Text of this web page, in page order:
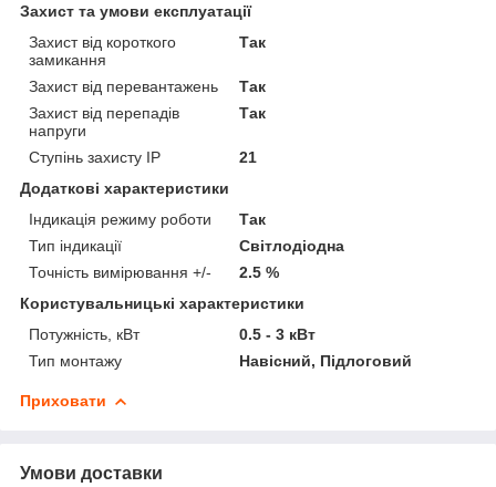
Захист та умови експлуатації
Захист від короткого
замикання
Так
Захист від перевантажень
Так
Захист від перепадів
напруги
Так
Ступінь захисту IP
21
Додаткові характеристики
Індикація режиму роботи
Так
Тип індикації
Світлодіодна
Точність вимірювання +/-
2.5 %
Користувальницькі характеристики
Потужність, кВт
0.5 - 3 кВт
Тип монтажу
Навісний, Підлоговий
Приховати
Умови доставки